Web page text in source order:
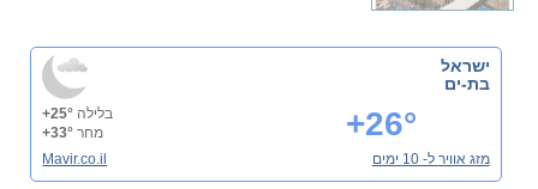
ישראל
בת-ים
+26° בלילה +25°
מחר +33°
מזג אוויר ל- 10 ימים
Mavir.co.il